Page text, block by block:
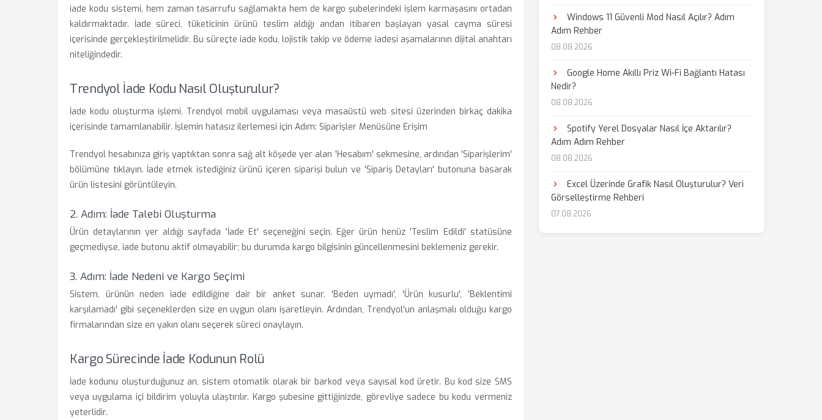
iade kodu sistemi, hem zaman tasarrufu sağlamakta hem de kargo şubelerindeki işlem karmaşasını ortadan
kaldırmaktadır. İade süreci, tüketicinin ürünü teslim aldığı andan itibaren başlayan yasal cayma süresi
içerisinde gerçekleştirilmelidir. Bu süreçte iade kodu, lojistik takip ve ödeme iadesi aşamalarının dijital anahtarı
niteliğindedir.
Trendyol İade Kodu Nasıl Oluşturulur?
İade kodu oluşturma işlemi, Trendyol mobil uygulaması veya masaüstü web sitesi üzerinden birkaç dakika
içerisinde tamamlanabilir. İşlemin hatasız ilerlemesi için Adım: Siparişler Menüsüne Erişim
Trendyol hesabınıza giriş yaptıktan sonra sağ alt köşede yer alan 'Hesabım' sekmesine, ardından 'Siparişlerim'
bölümüne tıklayın. İade etmek istediğiniz ürünü içeren siparişi bulun ve 'Sipariş Detayları' butonuna basarak
ürün listesini görüntüleyin.
2. Adım: İade Talebi Oluşturma
Ürün detaylarının yer aldığı sayfada 'İade Et' seçeneğini seçin. Eğer ürün henüz 'Teslim Edildi' statüsüne
geçmediyse, iade butonu aktif olmayabilir; bu durumda kargo bilgisinin güncellenmesini beklemeniz gerekir.
3. Adım: İade Nedeni ve Kargo Seçimi
Sistem, ürünün neden iade edildiğine dair bir anket sunar. 'Beden uymadı', 'Ürün kusurlu', 'Beklentimi
karşılamadı' gibi seçeneklerden size en uygun olanı işaretleyin. Ardından, Trendyol'un anlaşmalı olduğu kargo
firmalarından size en yakın olanı seçerek süreci onaylayın.
Kargo Sürecinde İade Kodunun Rolü
İade kodunu oluşturduğunuz an, sistem otomatik olarak bir barkod veya sayısal kod üretir. Bu kod size SMS
veya uygulama içi bildirim yoluyla ulaştırılır. Kargo şubesine gittiğinizde, görevliye sadece bu kodu vermeniz
yeterlidir.
Windows 11 Güvenli Mod Nasıl Açılır? Adım
Adım Rehber
08.08.2026
Google Home Akıllı Priz Wi-Fi Bağlantı Hatası
Nedir?
08.08.2026
Spotify Yerel Dosyalar Nasıl İçe Aktarılır?
Adım Adım Rehber
08.08.2026
Excel Üzerinde Grafik Nasıl Oluşturulur? Veri
Görselleştirme Rehberi
07.08.2026